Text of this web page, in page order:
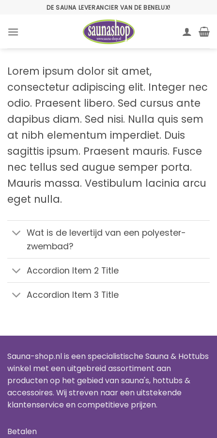
inhoud
DE SAUNA LEVERANCIER VAN DE BENELUX!
Lorem ipsum dolor sit amet,
consectetur adipiscing elit. Integer nec
odio. Praesent libero. Sed cursus ante
dapibus diam. Sed nisi. Nulla quis sem
at nibh elementum imperdiet. Duis
sagittis ipsum. Praesent mauris. Fusce
nec tellus sed augue semper porta.
Mauris massa. Vestibulum lacinia arcu
eget nulla.
Wat is de levertijd van een polyester-
zwembad?
Accordion Item 2 Title
Accordion Item 3 Title
Sauna-shop.nl is een specialistische Sauna & Hottubs
winkel met een uitgebreid assortiment aan
producten op het gebied van sauna's, hottubs &
accessoires. Wij streven naar een uitstekende
klantenservice en competitieve prijzen.
Betalen